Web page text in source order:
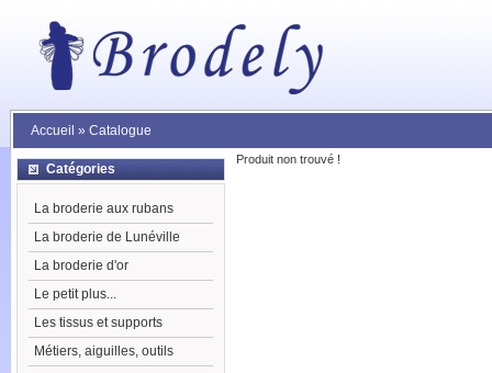
Accueil » Catalogue
Produit non trouvé !
Catégories
La broderie aux rubans
La broderie de Lunéville
La broderie d'or
Le petit plus...
Les tissus et supports
Métiers, aiguilles, outils